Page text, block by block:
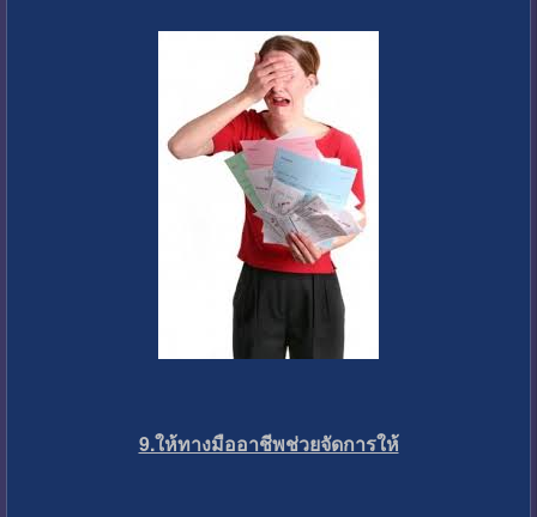
9.ให้ทางมืออาชีพช่วยจัดการให้